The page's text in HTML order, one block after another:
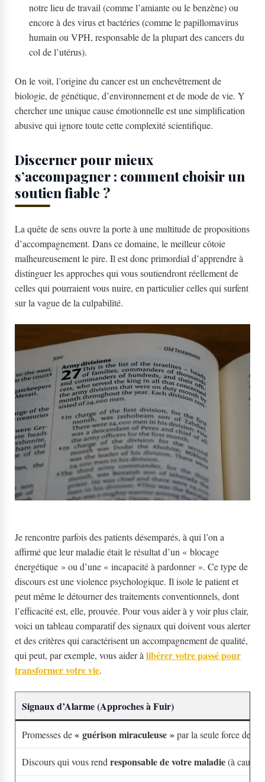
notre lieu de travail (comme l’amiante ou le benzène) ou
encore à des virus et bactéries (comme le papillomavirus
humain ou VPH, responsable de la plupart des cancers du
col de l’utérus).
On le voit, l’origine du cancer est un enchevêtrement de
biologie, de génétique, d’environnement et de mode de vie. Y
chercher une unique cause émotionnelle est une simplification
abusive qui ignore toute cette complexité scientifique.
Discerner pour mieux
s’accompagner : comment choisir un
soutien fiable ?
La quête de sens ouvre la porte à une multitude de propositions
d’accompagnement. Dans ce domaine, le meilleur côtoie
malheureusement le pire. Il est donc primordial d’apprendre à
distinguer les approches qui vous soutiendront réellement de
celles qui pourraient vous nuire, en particulier celles qui surfent
sur la vague de la culpabilité.
Je rencontre parfois des patients désemparés, à qui l’on a
affirmé que leur maladie était le résultat d’un « blocage
énergétique » ou d’une « incapacité à pardonner ». Ce type de
discours est une violence psychologique. Il isole le patient et
peut même le détourner des traitements conventionnels, dont
l’efficacité est, elle, prouvée. Pour vous aider à y voir plus clair,
voici un tableau comparatif des signaux qui doivent vous alerter
et des critères qui caractérisent un accompagnement de qualité,
qui peut, par exemple, vous aider à libérer votre passé pour
transformer votre vie.
Signaux d’Alarme (Approches à Fuir)
Promesses de« guérison miraculeuse »par la seule force de
Discours qui vous rend responsable de votre maladie(à cause